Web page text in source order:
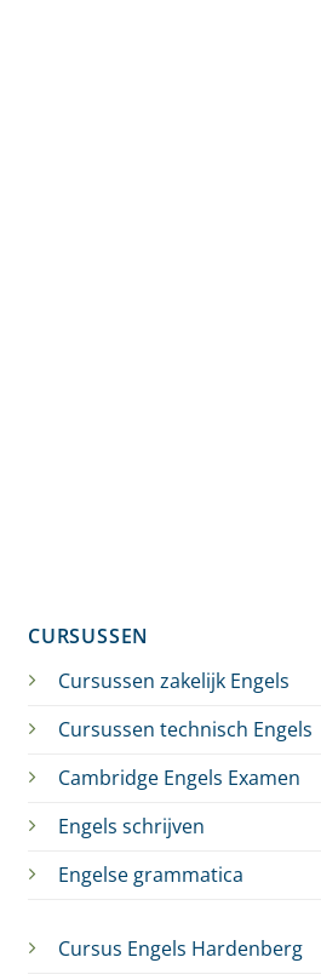
CURSUSSEN
Cursussen zakelijk Engels
Cursussen technisch Engels
Cambridge Engels Examen
Engels schrijven
Engelse grammatica
Cursus Engels Hardenberg